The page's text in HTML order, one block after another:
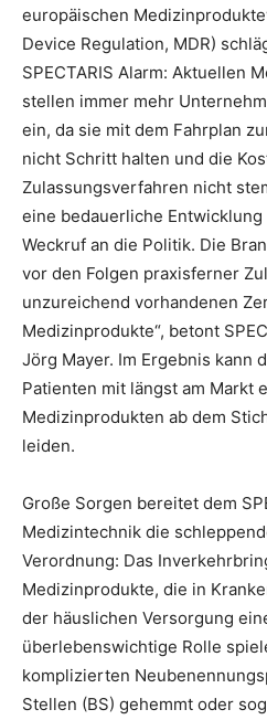
europäischen
Device Regulation, MDR)
SPECTARIS Alarm: Aktuellen
stellen immer mehr
ein, da sie mit dem Fahrplan
nicht Schritt halten und die
Zulassungsverfahren nicht
eine bedauerliche
Weckruf an die Politik. Die
vor den Folgen praxisferner
unzureichend vorhandenen
Medizinprodukte“, betont
Jörg Mayer. Im Ergebnis kann
Patienten mit längst am Markt
Medizinprodukten ab dem
leiden.
Große Sorgen bereitet dem
Medizintechnik die
Verordnung: Das
Medizinprodukte, die in
der häuslichen Versorgung
überlebenswichtige Rolle
komplizierten
Stellen (BS) gehemmt oder